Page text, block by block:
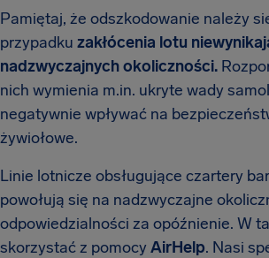
Pamiętaj, że odszkodowanie należy
przypadku zakłócenia lotu
nadzwyczajnych okoliczności.
nich wymienia m.in. ukryte wady
negatywnie wpływać na
żywiołowe.
Linie lotnicze obsługujące czartery
powołują się na nadzwyczajne
odpowiedzialności za opóźnienie. W
skorzystać z pomocyAirHelp. Nasi